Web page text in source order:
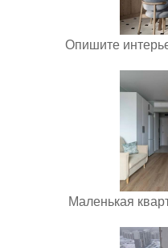
Опишите
Маленькая